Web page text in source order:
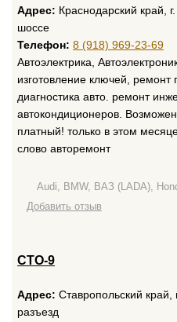
Адрес: Краснодарский край,
шоссе
Телефон: 8 (918) 969-23-69
Автоэлектрика,
изготовление ключей, ремонт
диагностика авто. ремонт
автокондиционеров.
платный! только в этом
слово авторемонт
Audi, BMW, ВАЗ (LADA),
Добавить отзыв
СТО-9
Адрес: Ставропольский край,
разъезд